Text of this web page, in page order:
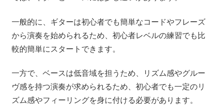
一般的に、ギターは初心者でも簡単なコードやフレーズ
から演奏を始められるため、初心者レベルの練習でも比
較的簡単にスタートできます。
一方で、ベースは低音域を担うため、リズム感やグルー
ヴ感を持つ演奏が求められるため、初心者でも一定のリ
ズム感やフィーリングを身に付ける必要があります。